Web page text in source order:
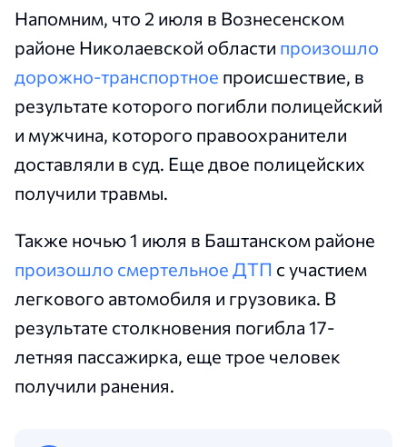
Напомним, что 2 июля в Вознесенском
районе Николаевской области произошло
дорожно-транспортное происшествие, в
результате которого погибли полицейский
и мужчина, которого правоохранители
доставляли в суд. Еще двое полицейских
получили травмы.
Также ночью 1 июля в Баштанском районе
произошло смертельное ДТП с участием
легкового автомобиля и грузовика. В
результате столкновения погибла 17-
летняя пассажирка, еще трое человек
получили ранения.